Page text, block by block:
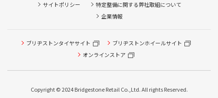
サイトポリシー
特定整備に関する弊社取組について
企業情報
ブリヂストンタイヤサイト
ブリヂストンホイールサイト
オンラインストア
Copyright © 2024 Bridgestone Retail Co.,Ltd. All rights Reserved.
タイヤ点検・安全点検/タイヤ履き替え/オイル交換/その他
ピット作業の予約
本日のタイヤ履き替え順番待ち予約 ※クローク契約会員の